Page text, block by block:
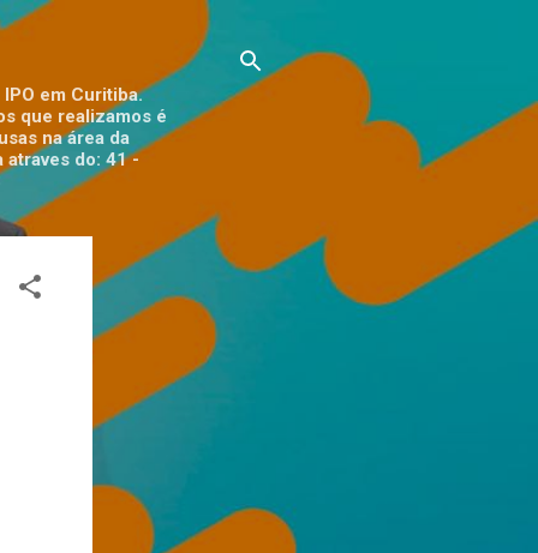
em Curitiba.
que realizamos é
na área da
do: 41 -